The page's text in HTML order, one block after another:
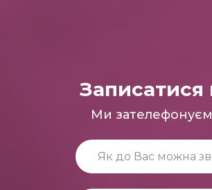
Записатися
Ми